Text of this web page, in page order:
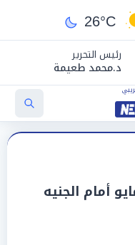
26°C
رئيس التحرير
د.محمد طعيمة